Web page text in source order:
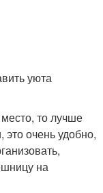
уюта
то лучше
очень удобно,
на